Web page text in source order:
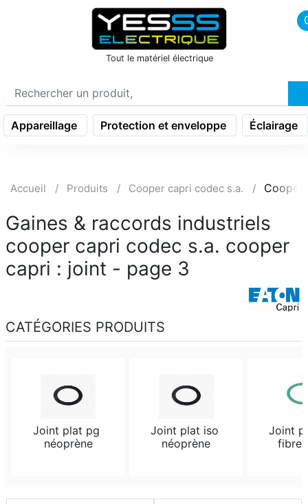
icon menu burger
Tout le matériel électrique
Appareillage Protection et enveloppe Éclairage
Accueil Produits Cooper capri codec s.a. Cooper
Gaines & raccords industriels
cooper capri codec s.a. cooper
capri : joint - page 3
CATÉGORIES PRODUITS
Joint plat pg
néoprène
Joint plat iso
néoprène
Joint